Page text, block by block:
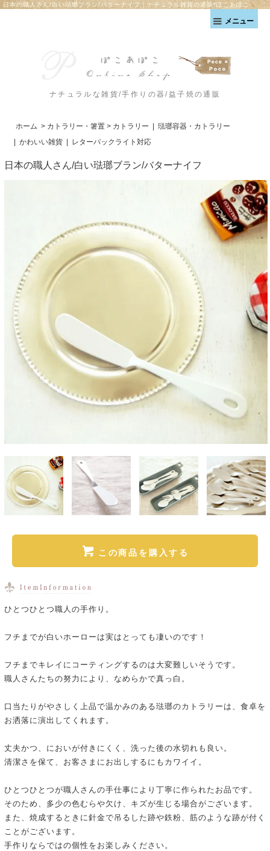
日本の職人さん/白い琺瑯ブラン/バターナイフ｜ナチュラル雑貨の通販*ぽこあぽこ
メニュー
ナチュラルな雑貨/手作りの器/益子焼の通販
ホーム > カトラリー・箸置 > カトラリー
琺瑯容器・カトラリー
かわいい雑貨 レターパックライト対応
日本の職人さん/白い琺瑯ブラン/バターナイフ
この商品を購入する
ひとつひとつ職人の手作り。
フチまでが白いホーローは実はとっても凄いのです！
フチまでキレイにコーティングするのは大変難しいそうです。
職人さんたちの努力により、なめらかで真っ白。
口当たりがやさしく上品で温かみのある琺瑯のカトラリーは、食卓を
お洒落に演出してくれます。
丈夫かつ、においが付きにくく、洗った後の水切れも良い。
清潔さを保て、お客さまにお出しするにもカワイイ。
ひとつひとつが職人さんの手仕事により丁寧に作られたお品です。
そのため、多少の色むらや欠け、キズが生じる場合がございます。
また、焼成するときに針金で吊るした跡や鉄粉、筋のような跡が付く
ことがございます。
手作りならではの個性をお楽しみください。